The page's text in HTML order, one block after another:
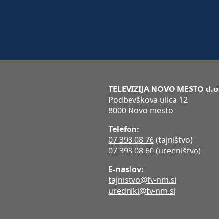
TELEVIZIJA NOVO MESTO
Podbevškova ulica 12
8000 Novo mesto
Telefon:
07 393 08 76(tajništvo)
07 393 08 60(uredništvo)
E-naslov:
tajnistvo@tv-nm.si
uredniki@tv-nm.si